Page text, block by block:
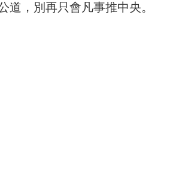
道，別再只會凡事推中央。